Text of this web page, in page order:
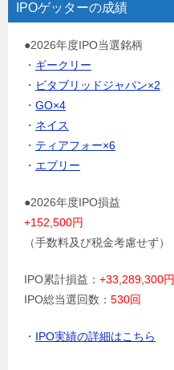
IPOゲッターの成績
●2026年度IPO当選銘柄
・ ギークリー
・ ビタブリッドジャパン×2
・ GO×4
・ ネイス
・ ティアフォー×6
・ エブリー
●2026年度IPO損益
+152,500円
（手数料及び税金考慮せず）
IPO累計損益： +33,289,300円
IPO総当選回数： 530回
・ IPO実績の詳細はこちら